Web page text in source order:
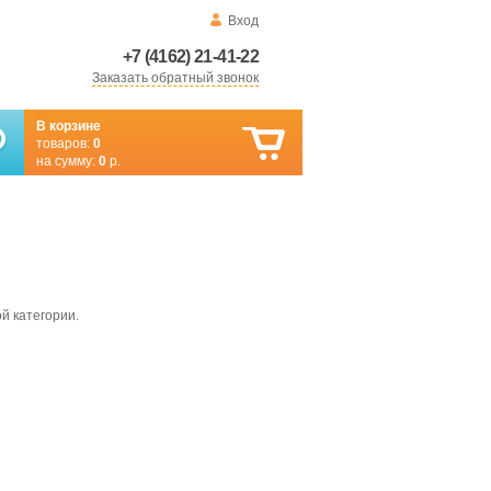
Вход
+7 (4162) 21-41-22
Заказать обратный звонок
В корзине
товаров: 0
на сумму: 0 р.
категории.